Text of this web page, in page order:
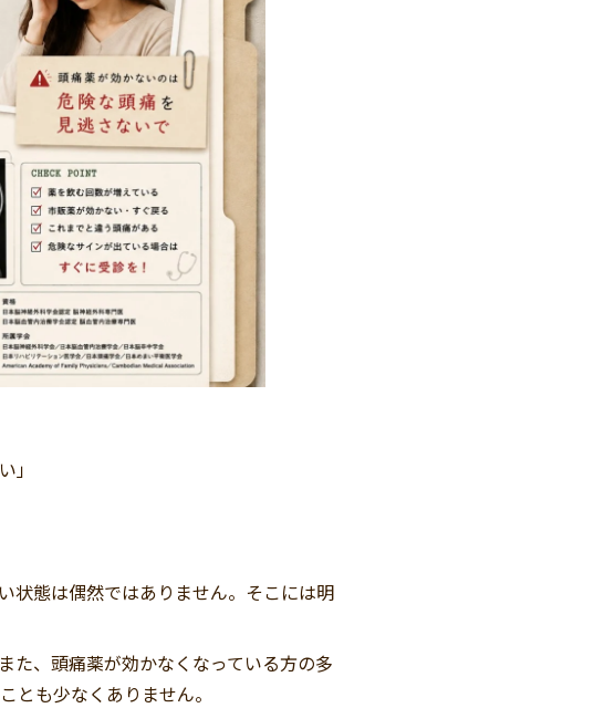
」
状態は偶然ではありません。そこには明
た、頭痛薬が効かなくなっている方の多
とも少なくありません。